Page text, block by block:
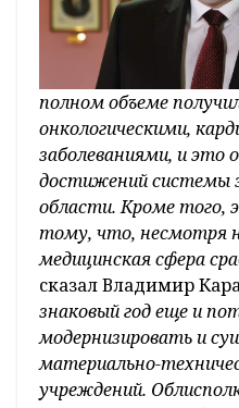
полном объеме
онкологическими,
заболеваниями, и это
достижений системы
области. Кроме того,
тому, что, несмотря
медицинская сфера
сказал Владимир
знаковый год еще и
модернизировать и
материально-
учреждений.